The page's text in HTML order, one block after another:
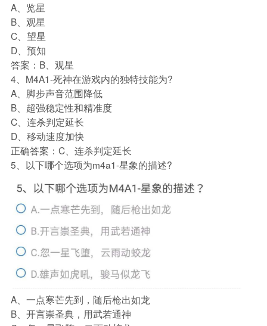
A、览星
B、观星
C、望星
D、预知
答案：B、观星
4、M4A1-死神在游戏内的独特技能为?
A、脚步声音范围降低
B、超强稳定性和精准度
C、连杀判定延长
D、移动速度加快
正确答案：C、连杀判定延长
5、以下哪个选项为m4a1-星象的描述?
A、一点寒芒先到，随后枪出如龙
B、开言崇圣典，用武若通神